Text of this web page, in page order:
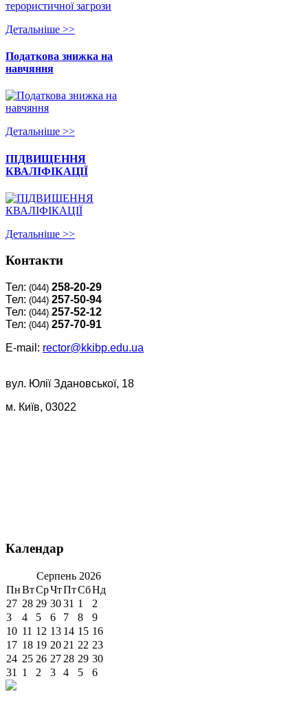
Детальнiше >>
Податкова знижка на
навчяння
Детальнiше >>
ПІДВИЩЕННЯ
КВАЛІФІКАЦІЇ
Детальнiше >>
Контакти
Тел: (044) 258-20-29
Тел: (044) 257-50-94
Тел: (044) 257-52-12
Тел: (044) 257-70-91
E-mail: rector@kkibp.edu.ua
вул. Юлії Здановської, 18
м. Київ, 03022
Календар
Серпень 2026
ПнВтСрЧтПтСбНд
27 28 29 3031 1
2
3
4 5 6 7 8
9
10 11 12 13 14 15 16
17 18 19 20 21 22 23
24 25 26 27 28 29 30
31
1 2 3 4 5 6